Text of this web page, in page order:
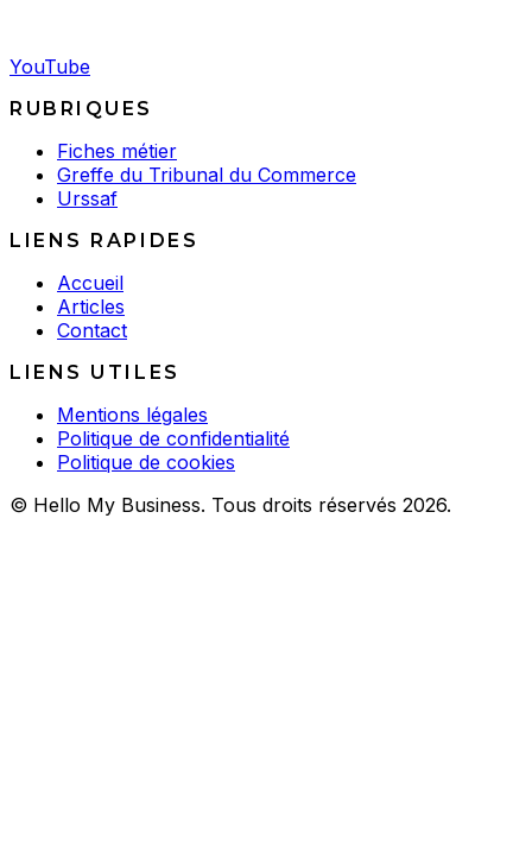
YouTube
RUBRIQUES
Fiches métier
Greffe du Tribunal du Commerce
Urssaf
LIENS RAPIDES
Accueil
Articles
Contact
LIENS UTILES
Mentions légales
Politique de confidentialité
Politique de cookies
© Hello My Business. Tous droits réservés 2026.